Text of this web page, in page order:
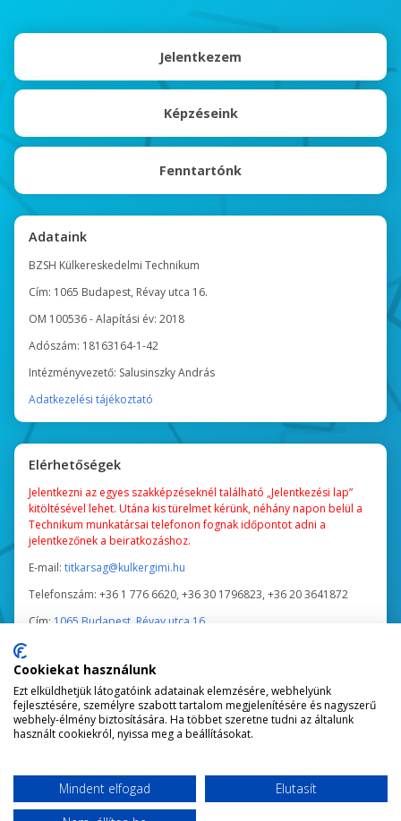
Jelentkezem
Képzéseink
Fenntartónk
Adataink
BZSH Külkereskedelmi Technikum
Cím: 1065 Budapest, Révay utca 16.
OM 100536 - Alapítási év: 2018
Adószám: 18163164-1-42
Intézményvezető: Salusinszky András
Adatkezelési tájékoztató
Elérhetőségek
Jelentkezni az egyes szakképzéseknél található „Jelentkezési lap”
kitöltésével lehet. Utána kis türelmet kérünk, néhány napon belül a
Technikum munkatársai telefonon fognak időpontot adni a
jelentkezőnek a beiratkozáshoz.
E-mail: titkarsag@kulkergimi.hu
Telefonszám: +36 1 776 6620, +36 30 1796823, +36 20 3641872
Cím: 1065 Budapest, Révay utca 16.
Nappali tagozatosoknak: hétfő, kedd, csütörtök 9:00 - 15:00
Esti tagozatosoknak: hétfő, kedd, csütörtök 16:00 - 18:00
Nyári időszakban a Titkárság ügyfélfogadási ideje:
Cookiekat használunk
Ezt elküldhetjük látogatóink adatainak elemzésére, webhelyünk
fejlesztésére, személyre szabott tartalom megjelenítésére és nagyszerű
webhely-élmény biztosítására. Ha többet szeretne tudni az általunk
használt cookiekról, nyissa meg a beállításokat.
Mindent elfogad
Elutasít